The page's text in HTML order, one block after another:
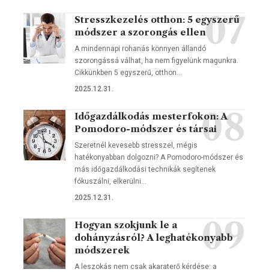
Stresszkezelés otthon: 5 egyszerű
módszer a szorongás ellen
A mindennapi rohanás könnyen állandó
szorongássá válhat, ha nem figyelünk magunkra.
Cikkünkben 5 egyszerű, otthon…
2025.12.31.
Időgazdálkodás mesterfokon: A
Pomodoro-módszer és társai
Szeretnél kevesebb stresszel, mégis
hatékonyabban dolgozni? A Pomodoro-módszer és
más időgazdálkodási technikák segítenek
fókuszálni, elkerülni…
2025.12.31.
Hogyan szokjunk le a
dohányzásról? A leghatékonyabb
módszerek
A leszokás nem csak akaraterő kérdése: a